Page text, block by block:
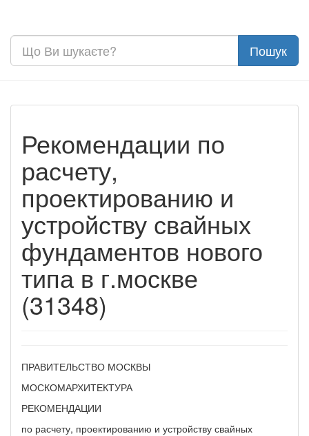
Рекомендации по
расчету,
проектированию и
устройству свайных
фундаментов нового
типа в г.москве
(31348)
ПРАВИТЕЛЬСТВО МОСКВЫ
МОСКОМАРХИТЕКТУРА
РЕКОМЕНДАЦИИ
по расчету, проектированию и устройству свайных